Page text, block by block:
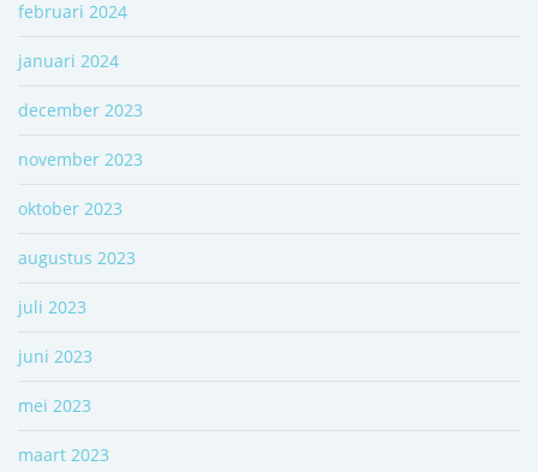
februari 2024
januari 2024
december 2023
november 2023
oktober 2023
augustus 2023
juli 2023
juni 2023
mei 2023
maart 2023